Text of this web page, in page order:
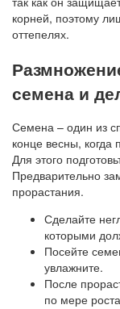
корней, поэтому
оттепелях.
семена и
Семена – один из
конце весны, когда
Для этого
Предварительно
прорастания.
Сделайте
которыми
Посейте
увлажните.
После
по мере